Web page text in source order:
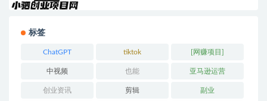
标签
ChatGPT tiktok [网赚项目]
中视频 也能 亚马逊运营
创业资讯 剪辑 副业